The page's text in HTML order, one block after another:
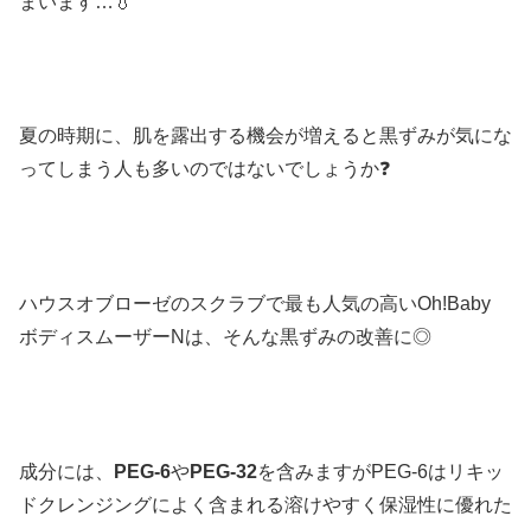
夏の時期に、肌を露出する機会が増えると黒ずみが気にな
ってしまう人も多いのではないでしょうか❓
ハウスオブローゼのスクラブで最も人気の高いOh!Baby
ボディスムーザーNは、そんな黒ずみの改善に◎
成分には、 PEG-6やPEG-32を含みますがPEG-6はリキッ
ドクレンジングによく含まれる溶けやすく保湿性に優れた